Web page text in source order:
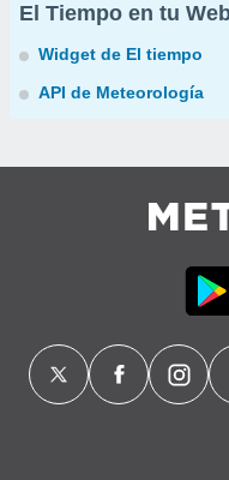
El Tiempo en tu
Widget de El tiempo
API de Meteorología